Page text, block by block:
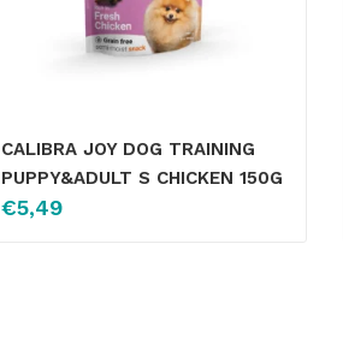
CALIBRA JOY DOG TRAINING
PUPPY&ADULT S CHICKEN 150G
€5,49